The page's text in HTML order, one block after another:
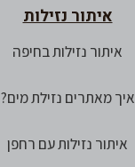
איתור נזילות
איתור נזילות בחיפה
איך מאתרים נזילת מים?
איתור נזילות עם רחפן